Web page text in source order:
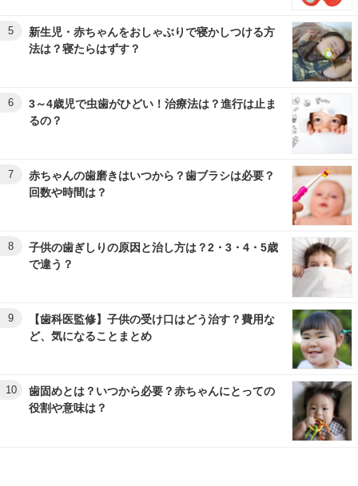
5
新生児・赤ちゃんをおしゃぶりで寝かしつける方
法は？寝たらはずす？
6
3～4歳児で虫歯がひどい！治療法は？進行は止ま
るの？
7
赤ちゃんの歯磨きはいつから？歯ブラシは必要？
回数や時間は？
8
子供の歯ぎしりの原因と治し方は？2・3・4・5歳
で違う？
9
【歯科医監修】子供の受け口はどう治す？費用な
ど、気になることまとめ
10
歯固めとは？いつから必要？赤ちゃんにとっての
役割や意味は？